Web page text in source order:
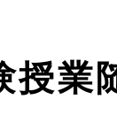
授業